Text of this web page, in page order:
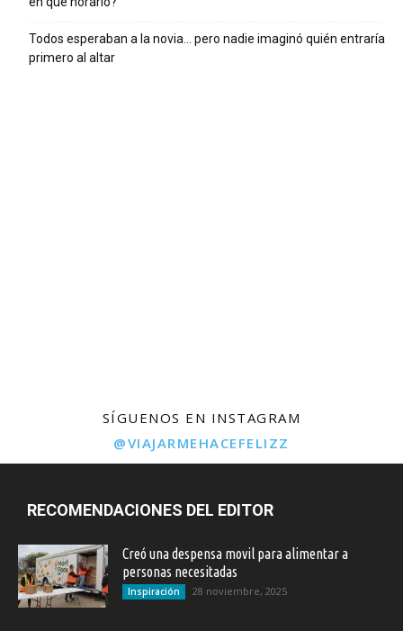
Todos esperaban a la novia… pero nadie imaginó quién entraría
primero al altar
SÍGUENOS EN INSTAGRAM
@VIAJARMEHACEFELIZZ
RECOMENDACIONES DEL EDITOR
Creó una despensa movil para alimentar a
personas necesitadas
Inspiración 28 noviembre, 2025